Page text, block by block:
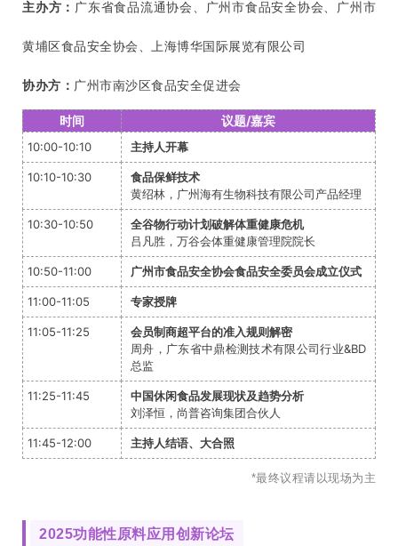
16:30-17:00
【圆桌对话】高质量私域运营与大健康信任营
众泽传媒、远方好物、蒙牛迈胜、喜马拉雅、
主办方： 广东省食品流通协会、广州市食品安全协会、广州市
黄埔区食品安全协会、上海博华国际展览有限公司
协办方： 广州市南沙区食品安全促进会
时间 议题/嘉宾
10:00-10:10 主持人开幕
10:10-10:30
食品保鲜技术
黄绍林，广州海有生物科技有限公司产品经理
10:30-10:50
全谷物行动计划破解体重健康危机
吕凡胜，万谷会体重健康管理院院长
10:50-11:00 广州市食品安全协会食品安全委员会成立仪式
11:00-11:05 专家授牌
11:05-11:25
会员制商超平台的准入规则解密
周舟，广东省中鼎检测技术有限公司行业&BD
总监
11:25-11:45
中国休闲食品发展现状及趋势分析
刘泽恒，尚普咨询集团合伙人
11:45-12:00 主持人结语、大合照
*最终议程请以现场为主
2025功能性原料应用创新论坛